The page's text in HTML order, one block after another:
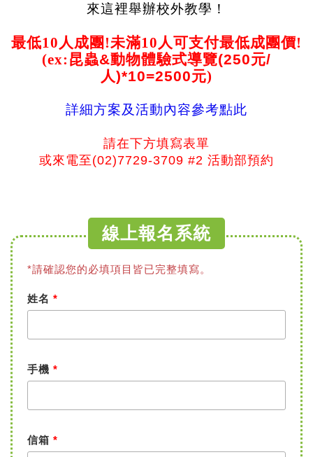
來這裡舉辦校外教學！
最低10人成團!未滿10人可支付最低成團價!
(ex: 昆蟲&動物體驗式導覽(250元/
人)*10=2500元)
詳細方案及活動內容參考點此
請在下方填寫表單
或來電至(02)7729-3709 #2 活動部預約
線上報名系統
*請確認您的必填項目皆已完整填寫。
姓名 *
手機 *
信箱 *